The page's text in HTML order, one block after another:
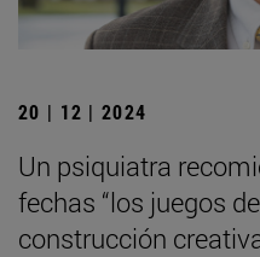
20 | 12 | 2024
Un psiquiatra
fechas “los juegos
construcción